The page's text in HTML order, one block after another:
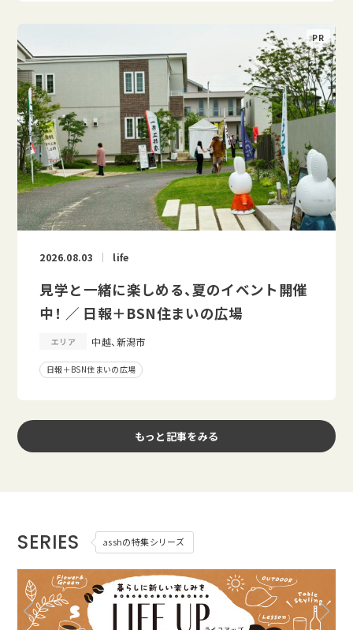
2026.08.03 life
見学と一緒に楽しめる、夏のイベント開催
中！ ／ 日報＋BSN住まいの広場
エリア 中越、新潟市
日報＋BSN住まいの広場
もっと記事をみる
SERIES asshの特集シリーズ